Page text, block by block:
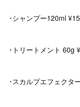
･シャンプー120ml
･トリートメント 60g
･スカルプエフェクタ